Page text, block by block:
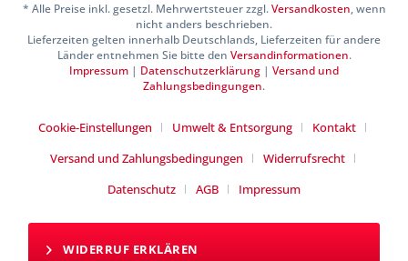
* Alle Preise inkl. gesetzl. Mehrwertsteuer zzgl.Versandkosten, wenn
nicht anders beschrieben.
Lieferzeiten gelten innerhalb Deutschlands, Lieferzeiten für andere
Länder entnehmen Sie bitte den Versandinformationen.
Impressum | Datenschutzerklärung | Versand und
Zahlungsbedingungen.
Cookie-Einstellungen Umwelt & Entsorgung
Kontakt
Versand und Zahlungsbedingungen
Widerrufsrecht
Datenschutz
AGB Impressum
WIDERRUF ERKLÄREN